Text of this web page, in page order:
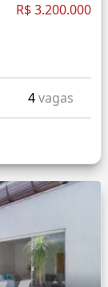
R$ 3.200.000
4vagas